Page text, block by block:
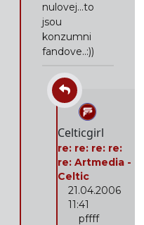
nulovej...to
jsou
konzumni
fandove..:))
Celticgirl
re: re: re: re:
re: Artmedia -
Celtic
21.04.2006
11:41
pffff